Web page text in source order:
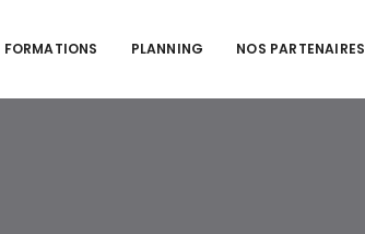
FORMATIONS PLANNING NOS PARTENAIRES